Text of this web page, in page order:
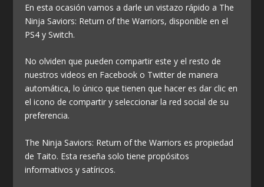
En esta ocasión vamos a darle un vistazo rápido a The
Ninja Saviors: Return of the Warriors, disponible en el
PS4 y Switch.
No olviden que pueden compartir este y el resto de
nuestros videos en Facebook o Twitter de manera
automática, lo único que tienen que hacer es dar clic en
el icono de compartir y seleccionar la red social de su
preferencia.
The Ninja Saviors: Return of the Warriors es propiedad
de Taito. Esta reseña solo tiene propósitos
informativos y satíricos.